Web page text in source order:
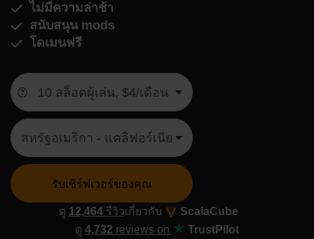
ไม่มีความล่าช้า
สนับสนุน mods
โดเมนฟรี
รับเซิร์ฟเวอร์ของคุณ
ดู 12,464รีวิวเกี่ยวกับ
ScalaCube
ดู 4,732 reviews on TrustPilot